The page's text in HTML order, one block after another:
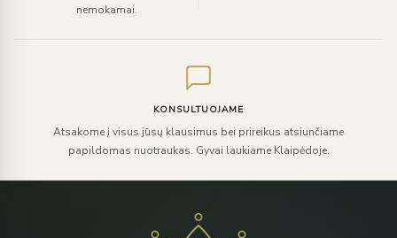
nemokamai.
KONSULTUOJAME
Atsakome į visus jūsų klausimus bei prireikus atsiunčiame
papildomas nuotraukas. Gyvai laukiame Klaipėdoje.